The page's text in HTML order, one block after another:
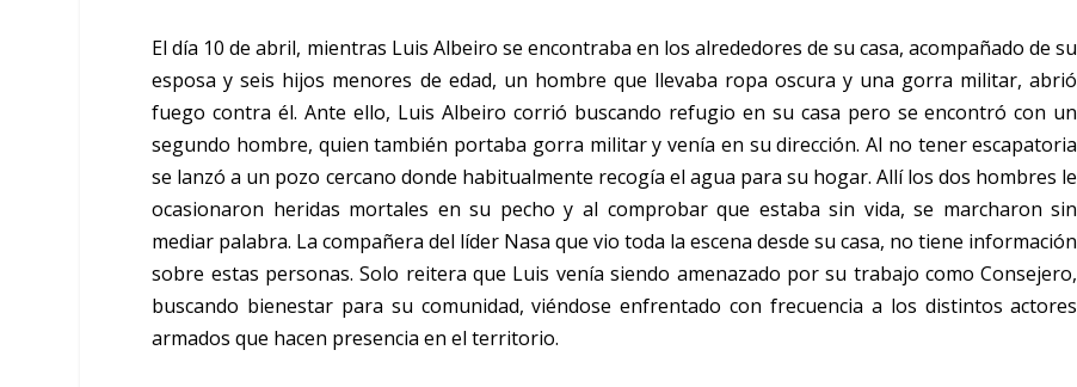
El día 10 de abril, mientras Luis Albeiro se encontraba en los alrededores de su casa, acompañado de su
esposa y seis hijos menores de edad, un hombre que llevaba ropa oscura y una gorra militar, abrió
fuego contra él. Ante ello, Luis Albeiro corrió buscando refugio en su casa pero se encontró con un
segundo hombre, quien también portaba gorra militar y venía en su dirección. Al no tener escapatoria
se lanzó a un pozo cercano donde habitualmente recogía el agua para su hogar. Allí los dos hombres le
ocasionaron heridas mortales en su pecho y al comprobar que estaba sin vida, se marcharon sin
mediar palabra. La compañera del líder Nasa que vio toda la escena desde su casa, no tiene información
sobre estas personas. Solo reitera que Luis venía siendo amenazado por su trabajo como Consejero,
buscando bienestar para su comunidad, viéndose enfrentado con frecuencia a los distintos actores
armados que hacen presencia en el territorio.